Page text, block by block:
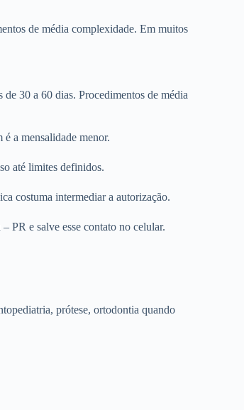
de média complexidade. Em muitos
30 a 60 dias. Procedimentos de média
a mensalidade menor.
até limites definidos.
costuma intermediar a autorização.
PR e salve esse contato no celular.
prótese, ortodontia quando